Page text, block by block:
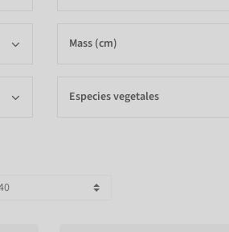
Mass (cm)
Especies vegetales